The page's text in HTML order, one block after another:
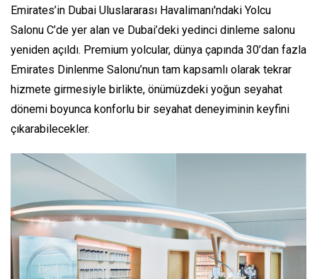
Emirates’in Dubai Uluslararası Havalimanı'ndaki Yolcu
Salonu C’de yer alan ve Dubai’deki yedinci dinleme salonu
yeniden açıldı. Premium yolcular, dünya çapında 30’dan fazla
Emirates Dinlenme Salonu’nun tam kapsamlı olarak tekrar
hizmete girmesiyle birlikte, önümüzdeki yoğun seyahat
dönemi boyunca konforlu bir seyahat deneyiminin keyfini
çıkarabilecekler.